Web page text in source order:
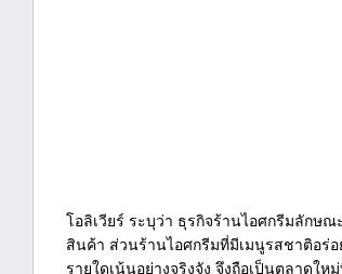
โอลิเวียร์ ระบุว่า ธุรกิจร้านไอศกรีมลักษ
สินค้า ส่วนร้านไอศกรีมที่มีเมนูรสชาติอร่
รายใดเน้นอย่างจริงจัง จึงถือเป็นตลาดให